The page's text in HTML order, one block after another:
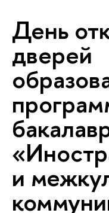
День
дверей
и